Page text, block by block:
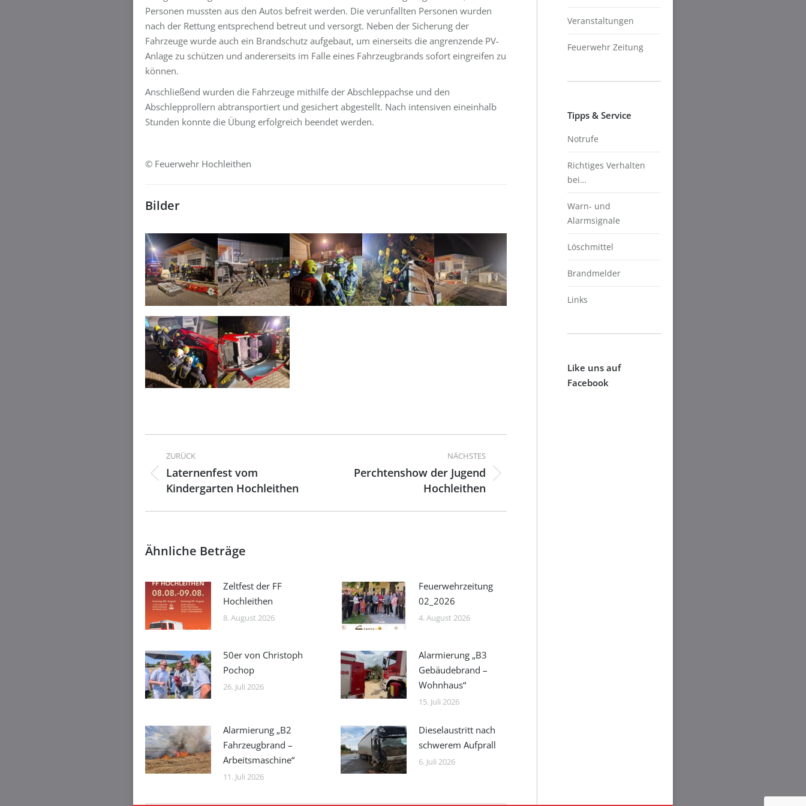
Personen mussten aus den Autos befreit werden. Die verunfallten Personen wurden
nach der Rettung entsprechend betreut und versorgt. Neben der Sicherung der
Fahrzeuge wurde auch ein Brandschutz aufgebaut, um einerseits die angrenzende PV-
Anlage zu schützen und andererseits im Falle eines Fahrzeugbrands sofort eingreifen zu
können.
Anschließend wurden die Fahrzeuge mithilfe der Abschleppachse und den
Abschlepprollern abtransportiert und gesichert abgestellt. Nach intensiven eineinhalb
Stunden konnte die Übung erfolgreich beendet werden.
© Feuerwehr Hochleithen
Bilder
Kommentarnavigation
ZURÜCK
Vorheriger
Beitrag:
Laternenfest vom
Kindergarten Hochleithen
NÄCHSTES
Nächster
Perchtenshow der Jugend
Hochleithen
Ähnliche Beträge
Zeltfest der FF
Hochleithen
8. August 2026
Feuerwehrzeitung
02_2026
4. August 2026
50er von Christoph
Pochop
26. Juli 2026
Alarmierung „B3
Gebäudebrand –
Wohnhaus“
15. Juli 2026
Alarmierung „B2
Fahrzeugbrand –
Arbeitsmaschine“
11. Juli 2026
Dieselaustritt nach
schwerem Aufprall
6. Juli 2026
Veranstaltungen
Feuerwehr Zeitung
Tipps & Service
Notrufe
Richtiges Verhalten
bei…
Warn- und
Alarmsignale
Löschmittel
Brandmelder
Links
Like uns auf
Facebook